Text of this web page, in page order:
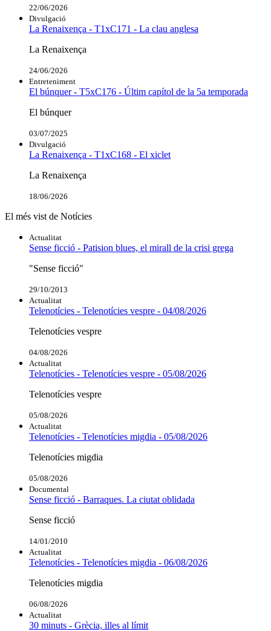
22/06/2026
Divulgació
La Renaixença - T1xC171 - La clau anglesa
La Renaixença
24/06/2026
Entreteniment
El búnquer - T5xC176 - Últim capítol de la 5a temporada
El búnquer
03/07/2025
Divulgació
La Renaixença - T1xC168 - El xiclet
La Renaixença
18/06/2026
El més vist de Notícies
Actualitat
Sense ficció - Patision blues, el mirall de la crisi grega
"Sense ficció"
29/10/2013
Actualitat
Telenotícies - Telenotícies vespre - 04/08/2026
Telenotícies vespre
04/08/2026
Actualitat
Telenotícies - Telenotícies vespre - 05/08/2026
Telenotícies vespre
05/08/2026
Actualitat
Telenotícies - Telenotícies migdia - 05/08/2026
Telenotícies migdia
05/08/2026
Documental
Sense ficció - Barraques. La ciutat oblidada
Sense ficció
14/01/2010
Actualitat
Telenotícies - Telenotícies migdia - 06/08/2026
Telenotícies migdia
06/08/2026
Actualitat
30 minuts - Grècia, illes al límit